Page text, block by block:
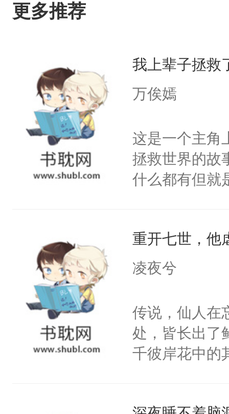
更多推荐
我上辈子拯救
万俟嫣
这是一个主角
拯救世界的
什么都有但就
风景云：朕也
儿子。风景云
云：说的好像
知道多乖！魔
云：有本事你
后。风景云
重开七世，他
凌夜兮
传说，仙人在
处，皆长出了
千彼岸花中的